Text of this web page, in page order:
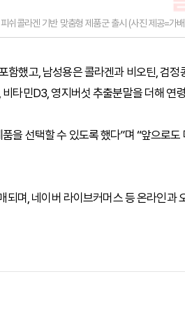
쉬콜라겐 기반 맞춤형 제품군 출시 (사진 제공=가
함했고, 남성용은 콜라겐과 비오틴, 검
타민D3, 영지버섯 추출분말을 더해 연
을 선택할 수 있도록 했다”며 “앞으로
되며, 네이버 라이브커머스 등 온라인